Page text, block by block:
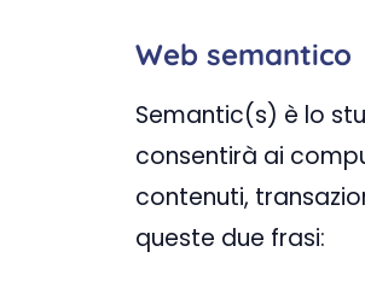
Web semantico
Semantic(s) è lo
consentirà ai
contenuti,
queste due frasi: